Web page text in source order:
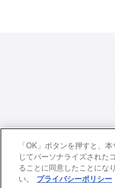
「OK」ボタンを押すと、
じてパーソナライズされた
ることに同意したことにな
い。
プライバシーポリシー